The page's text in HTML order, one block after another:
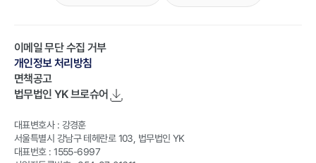
이메일 무단 수집 거부
개인정보 처리방침
면책공고
법무법인 YK브로슈어
대표변호사 : 강경훈
서울특별시 강남구 테헤란로 103, 법무법인 YK
대표번호 : 1555-6997